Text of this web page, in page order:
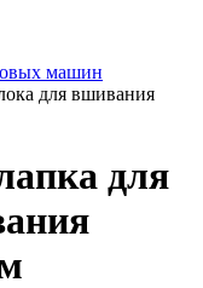
машин
для вшивания
для